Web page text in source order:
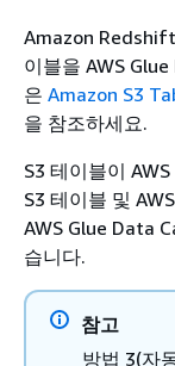
Amazon
이블을 AWS
은 Amazon S3
을 참조하세요.
S3 테이블이
S3 테이블 및
AWS Glue Data
습니다.
참고
방법 3(자